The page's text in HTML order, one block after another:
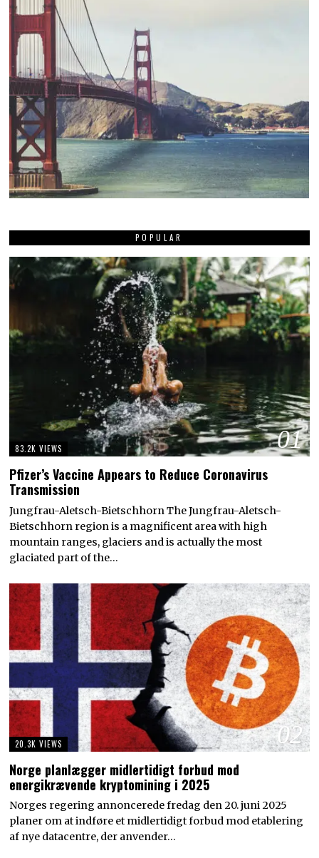
POPULAR
01
83.2K VIEWS
Pfizer’s Vaccine Appears to Reduce Coronavirus
Transmission
Jungfrau-Aletsch-Bietschhorn The Jungfrau-Aletsch-
Bietschhorn region is a magnificent area with high
mountain ranges, glaciers and is actually the most
glaciated part of the…
02
20.3K VIEWS
Norge planlægger midlertidigt forbud mod
energikrævende kryptomining i 2025
Norges regering annoncerede fredag den 20. juni 2025
planer om at indføre et midlertidigt forbud mod etablering
af nye datacentre, der anvender…